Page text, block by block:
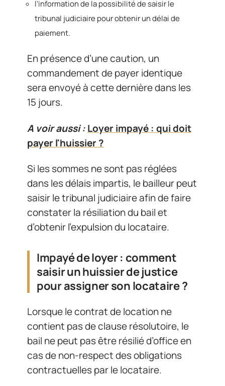
l’information de la possibilité de saisir le
tribunal judiciaire pour obtenir un délai de
paiement.
En présence d’une caution, un
commandement de payer identique
sera envoyé à cette dernière dans les
15 jours.
A voir aussi :Loyer impayé : qui doit
payer l'huissier ?
Si les sommes ne sont pas réglées
dans les délais impartis, le bailleur peut
saisir le tribunal judiciaire afin de faire
constater la résiliation du bail et
d’obtenir l’expulsion du locataire.
Impayé de loyer : comment
saisir un huissier de justice
pour assigner son locataire ?
Lorsque le contrat de location ne
contient pas de clause résolutoire, le
bail ne peut pas être résilié d’office en
cas de non-respect des obligations
contractuelles par le locataire.